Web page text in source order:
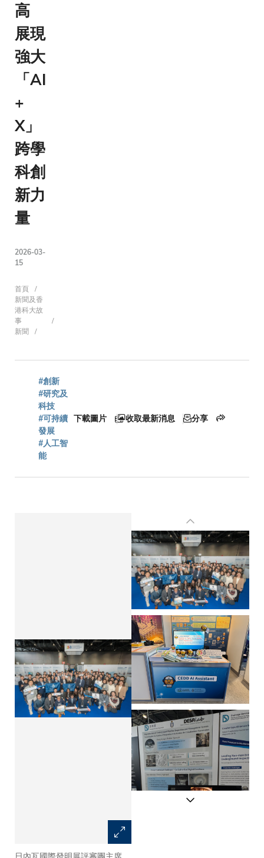
高
展現
強大
「AI
+
X」
跨學
科創
新力
量
2026-03-
15
導
航
連
結
首頁
新聞及香
港科大故
事
新聞
#創新
#研究及
科技
#可持續
發展
#人工智
能
下載圖片 收取最新消息 分享